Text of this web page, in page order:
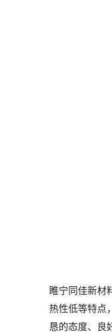
睢宁同佳新材
热性低等特点
恳的态度、良